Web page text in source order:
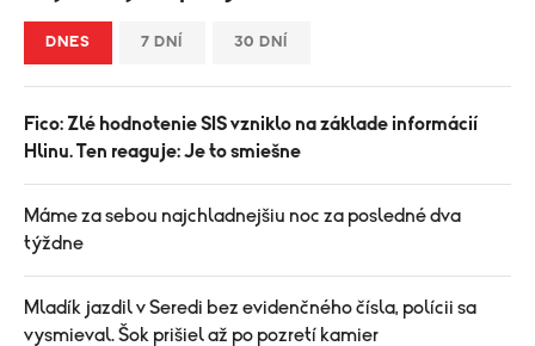
DNES 7 DNÍ 30 DNÍ
Fico: Zlé hodnotenie SIS vzniklo na základe informácií
Hlinu. Ten reaguje: Je to smiešne
Máme za sebou najchladnejšiu noc za posledné dva
týždne
Mladík jazdil v Seredi bez evidenčného čísla, polícii sa
vysmieval. Šok prišiel až po pozretí kamier